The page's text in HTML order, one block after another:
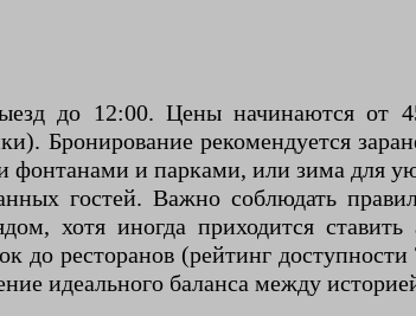
до 12:00. Цены начинаются от
Бронирование рекомендуется
и парками, или зима для
гостей. Важно соблюдать
хотя иногда приходится
до ресторанов (рейтинг
идеального баланса между